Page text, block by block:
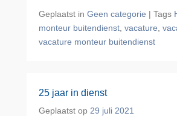
Geplaatst in Geen categorie | Tags
monteur buitendienst vacature
vacature monteur buitendienst
25 jaar in dienst
Geplaatst op 29 juli 2021